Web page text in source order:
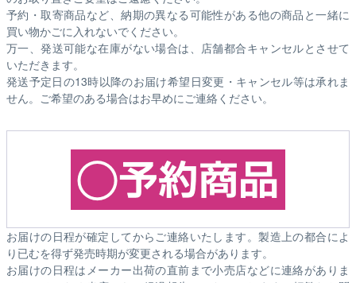
予約・取寄商品など、納期の異なる可能性がある他の商品と一緒に
買い物かごに入れないでください。
万一、発送可能な在庫がない場合は、店舗都合キャンセルとさせて
いただきます。
発送予定日の13時以降のお届け希望日変更・キャンセル等は承れま
せん。ご希望のある場合はお早めにご連絡ください。
お届けの日程が確定してからご連絡いたします。製造上の都合によ
り已むを得ず発売時期が変更される場合があります。
お届けの日程はメーカー出荷の直前まで小売店などに連絡がありま